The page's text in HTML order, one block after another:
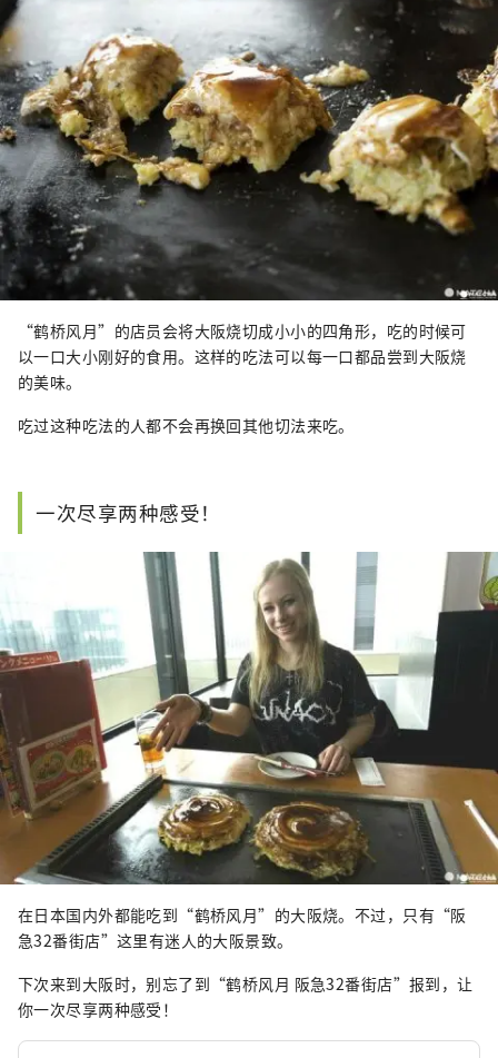
“鹤桥风月”的店员会将大阪烧切成小小的四角形，吃的时候可
以一口大小刚好的食用。这样的吃法可以每一口都品尝到大阪烧
的美味。
吃过这种吃法的人都不会再换回其他切法来吃。
一次尽享两种感受！
在日本国内外都能吃到“鹤桥风月”的大阪烧。不过，只有“阪
急32番街店”这里有迷人的大阪景致。
下次来到大阪时，别忘了到“鹤桥风月 阪急32番街店”报到，让
你一次尽享两种感受！